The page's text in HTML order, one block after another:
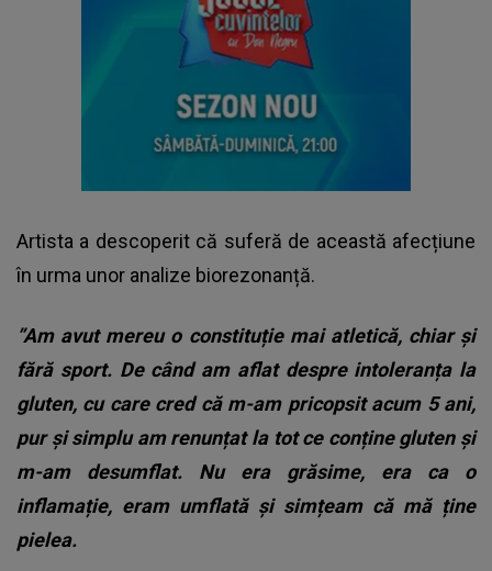
Artista a descoperit că suferă de această afecțiune
în urma unor analize biorezonanță.
”Am avut mereu o constituție mai atletică, chiar și
fără sport. De când am aflat despre intoleranța la
gluten, cu care cred că m-am pricopsit acum 5 ani,
pur și simplu am renunțat la tot ce conține gluten și
m-am desumflat. Nu era grăsime, era ca o
inflamație, eram umflată și simțeam că mă ține
pielea.